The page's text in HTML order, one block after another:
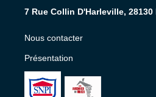
7 Rue Collin D'Harleville,
Nous contacter
Présentation